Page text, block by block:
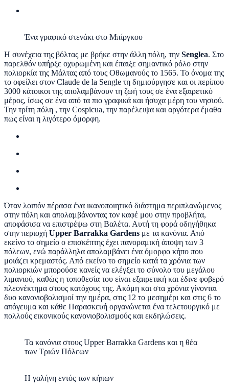
Ένα γραφικό στενάκι στο Μπίργκου
Η συνέχεια της βόλτας με βρήκε στην άλλη πόλη, την Senglea. Στο
παρελθόν υπήρξε οχυρωμένη και έπαιξε σημαντικό ρόλο στην
πολιορκία της Μάλτας από τους Οθωμανούς το 1565. Το όνομα της
το οφείλει στον Claude de la Sengle τη δημιούργησε και οι περίπου
3000 κάτοικοι της απολαμβάνουν τη ζωή τους σε ένα εξαιρετικό
μέρος, ίσως σε ένα από τα πιο γραφικά και ήσυχα μέρη του νησιού.
Την τρίτη πόλη , την Cospicua, την παρέλειψα και αργότερα έμαθα
πως είναι η λιγότερο όμορφη.
Όταν λοιπόν πέρασα ένα ικανοποιητικό διάστημα περιπλανώμενος
στην πόλη και απολαμβάνοντας τον καφέ μου στην προβλήτα,
αποφάσισα να επιστρέψω στη Βαλέτα. Αυτή τη φορά οδηγήθηκα
στην περιοχή Upper Barrakka Gardens με τα κανόνια. Από
εκείνο το σημείο ο επισκέπτης έχει πανοραμική άποψη των 3
πόλεων, ενώ παράλληλα απολαμβάνει ένα όμορφο κήπο που
μοιάζει κρεμαστός. Από εκείνο το σημείο κατά τα χρόνια των
πολιορκιών μπορούσε κανείς να ελέγξει το σύνολο του μεγάλου
λιμανιού, καθώς η τοποθεσία του είναι εξαιρετική και έδινε φοβερό
πλεονέκτημα στους κατόχους της. Ακόμη και στα χρόνια γίνονται
δυο κανονιοβολισμοί την ημέρα, στις 12 το μεσημέρι και στις 6 το
απόγευμα και κάθε Παρασκευή οργανώνεται ένα τελετουργικό με
πολλούς εικονικούς κανονιοβολισμούς και εκδηλώσεις.
Τα κανόνια στους Upper Barrakka Gardens και η θέα
των Τριών Πόλεων
Η γαλήνη εντός των κήπων